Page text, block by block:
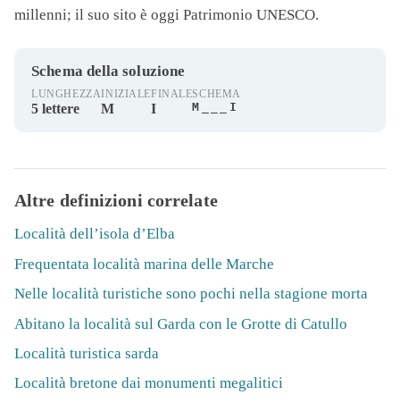
millenni; il suo sito è oggi Patrimonio UNESCO.
Schema della soluzione
LUNGHEZZA
5 lettere
INIZIALE
M
FINALE
I
SCHEMA
M___I
Altre definizioni correlate
Località dell’isola d’Elba
Frequentata località marina delle Marche
Nelle località turistiche sono pochi nella stagione morta
Abitano la località sul Garda con le Grotte di Catullo
Località turistica sarda
Località bretone dai monumenti megalitici